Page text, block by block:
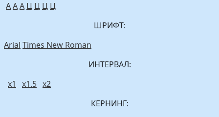
AAA Ц Ц Ц Ц
ШРИФТ:
Arial Times New Roman
ИНТЕРВАЛ:
х1
х1.5 х2
КЕРНИНГ: